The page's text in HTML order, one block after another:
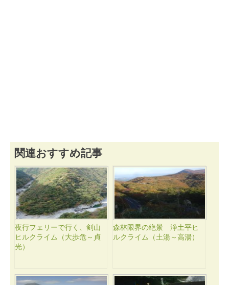
関連おすすめ記事
夜行フェリーで行く、剣山
ヒルクライム（大歩危～貞
光）
森林限界の絶景 浄土平ヒ
ルクライム（土湯～高湯）